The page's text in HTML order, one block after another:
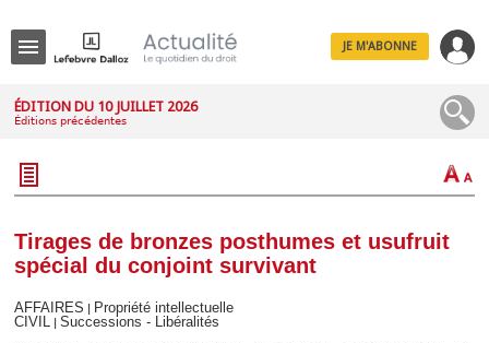
JE M'ABONNE
ÉDITION DU 10 JUILLET 2026
Éditions précédentes
Tirages de bronzes posthumes et usufruit
spécial du conjoint survivant
AFFAIRES
Propriété intellectuelle
CIVIL
Successions - Libéralités